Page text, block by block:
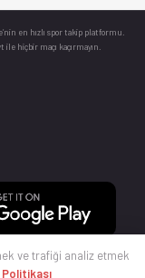
en hızlı spor takip platformu.
hiçbir maçı kaçırmayın.
ve trafiği analiz etmek